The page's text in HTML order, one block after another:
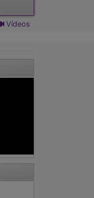
Vídeos